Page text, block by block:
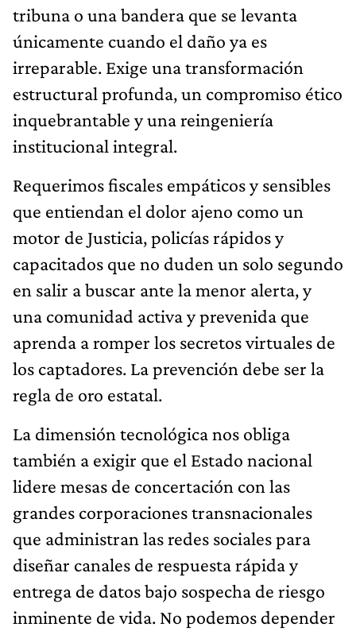
tribuna o una bandera que se levanta
únicamente cuando el daño ya es
irreparable. Exige una transformación
estructural profunda, un compromiso ético
inquebrantable y una reingeniería
institucional integral.
Requerimos fiscales empáticos y sensibles
que entiendan el dolor ajeno como un
motor de Justicia, policías rápidos y
capacitados que no duden un solo segundo
en salir a buscar ante la menor alerta, y
una comunidad activa y prevenida que
aprenda a romper los secretos virtuales de
los captadores. La prevención debe ser la
regla de oro estatal.
La dimensión tecnológica nos obliga
también a exigir que el Estado nacional
lidere mesas de concertación con las
grandes corporaciones transnacionales
que administran las redes sociales para
diseñar canales de respuesta rápida y
entrega de datos bajo sospecha de riesgo
inminente de vida. No podemos depender